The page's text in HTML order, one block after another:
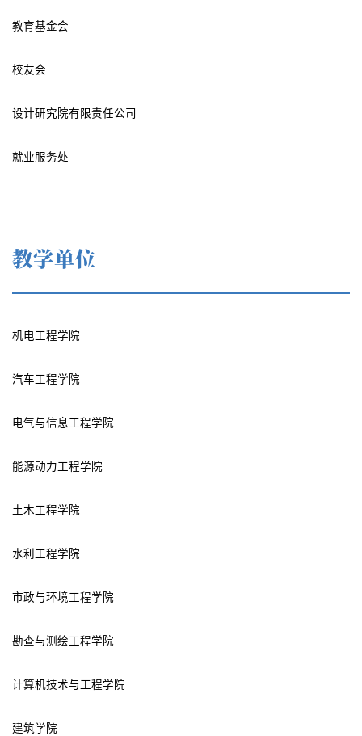
教育基金会
校友会
设计研究院有限责任公司
就业服务处
教学单位
机电工程学院
汽车工程学院
电气与信息工程学院
能源动力工程学院
土木工程学院
水利工程学院
市政与环境工程学院
勘查与测绘工程学院
计算机技术与工程学院
建筑学院